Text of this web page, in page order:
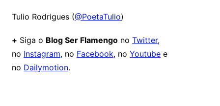
Tulio Rodrigues (@PoetaTulio)
+ Siga o Blog Ser Flamengono Twitter,
no Instagram, no Facebook, no Youtubee
no Dailymotion.